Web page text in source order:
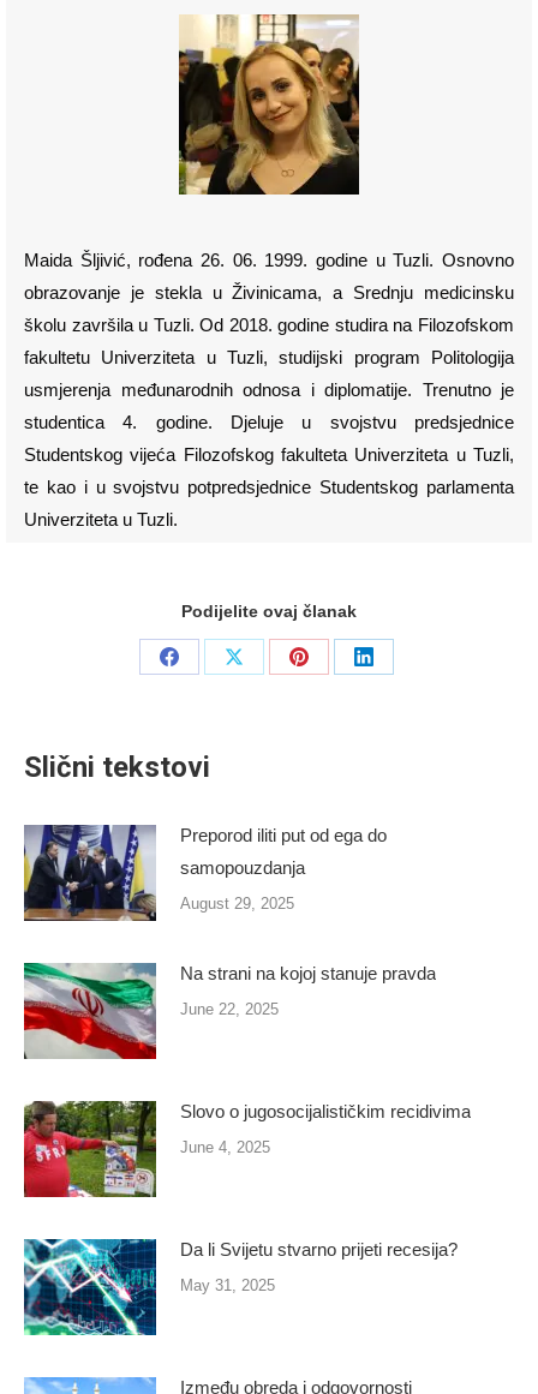
Maida Šljivić, rođena 26. 06. 1999. godine u Tuzli. Osnovno
obrazovanje je stekla u Živinicama, a Srednju medicinsku
školu završila u Tuzli. Od 2018. godine studira na Filozofskom
fakultetu Univerziteta u Tuzli, studijski program Politologija
usmjerenja međunarodnih odnosa i diplomatije. Trenutno je
studentica 4. godine. Djeluje u svojstvu predsjednice
Studentskog vijeća Filozofskog fakulteta Univerziteta u Tuzli,
te kao i u svojstvu potpredsjednice Studentskog parlamenta
Univerziteta u Tuzli.
Podijelite ovaj članak
Share
Share
Share
Share
Slični tekstovi
Preporod iliti put od ega do
samopouzdanja
August 29, 2025
Na strani na kojoj stanuje pravda
June 22, 2025
Slovo o jugosocijalističkim recidivima
June 4, 2025
Da li Svijetu stvarno prijeti recesija?
May 31, 2025
Između obreda i odgovornosti